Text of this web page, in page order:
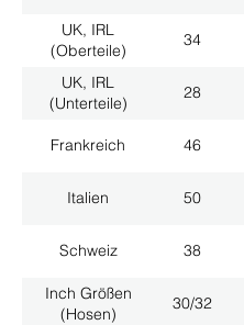
UK, IRL
(Oberteile)
34
UK, IRL
(Unterteile)
28
Frankreich 46
Italien 50
Schweiz 38
Inch Größen
(Hosen)
30/32